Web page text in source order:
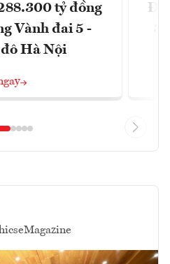
tỷ đồng
Vành đai 5 -
Hà Nội
eMagazine